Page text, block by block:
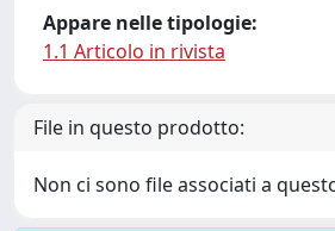
Appare nelle tipologie:
1.1 Articolo in rivista
File in questo prodotto:
Non ci sono file associati a